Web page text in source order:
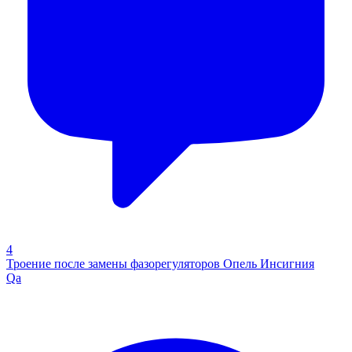
4
Троение после замены фазорегуляторов Опель Инсигния
Qa